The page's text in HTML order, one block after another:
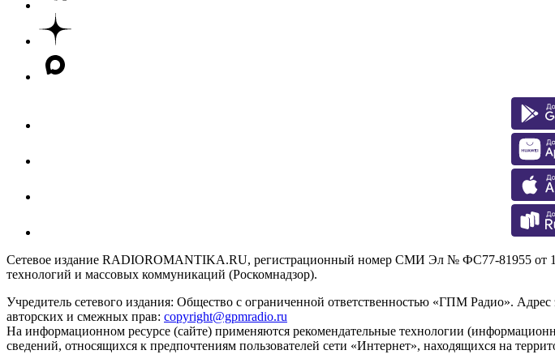
Сетевое издание RADIOROMANTIKA.RU, регистрационный номер СМИ Эл № ФС77-81955 от
технологий и массовых коммуникаций (Роскомнадзор).
Учредитель сетевого издания: Общество с ограниченной ответственностью «ГПМ Радио».
авторских и смежных прав: copyright@gpmradio.ru
На информационном ресурсе (сайте) применяются рекомендательные технологии
сведений, относящихся к предпочтениям пользователей сети «Интернет», находящихся на